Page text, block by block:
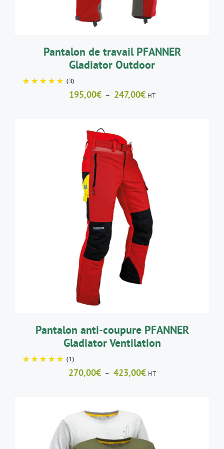
PEUVENT
ÊTRE
LA
PAGE
DU
Pantalon de travail PFANNER
Gladiator Outdoor
(3)
195,00€ – 247,00€Plage
HT
CHOIX DES OPTIONSCE
PRODUIT
A
PLUSIEURS
VARIATIONS.
LES
OPTIONS
PEUVENT
LA
PAGE
DU
DÉTAILS
Pantalon anti-coupure PFANNER
Gladiator Ventilation
(1)
270,00€ – 423,00€Plage
423,00€
HT